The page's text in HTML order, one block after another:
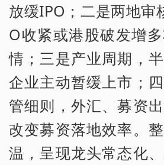
放缓IPO；二是两地审
O收紧或港股破发增
情；三是产业周期，
企业主动暂缓上市；
管细则，外汇、募资
改变募资落地效率。
温，呈现龙头常态化